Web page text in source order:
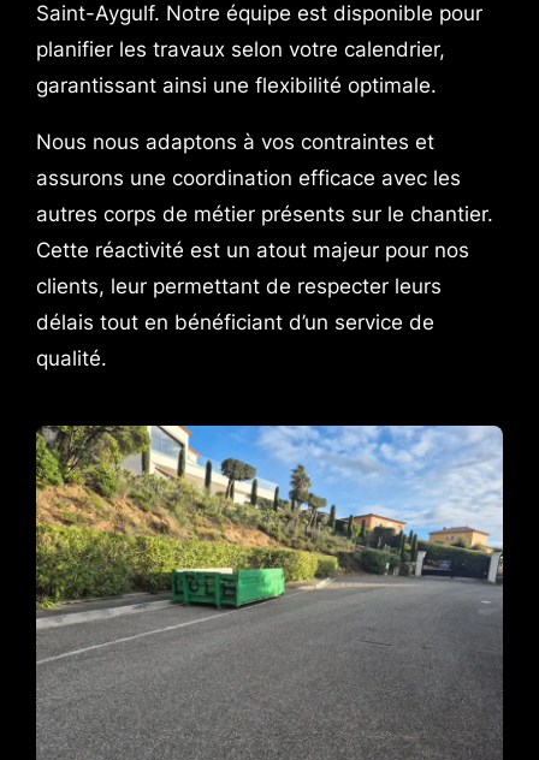
Saint-Aygulf. Notre équipe est disponible pour
planifier les travaux selon votre calendrier,
garantissant ainsi une flexibilité optimale.
Nous nous adaptons à vos contraintes et
assurons une coordination efficace avec les
autres corps de métier présents sur le chantier.
Cette réactivité est un atout majeur pour nos
clients, leur permettant de respecter leurs
délais tout en bénéficiant d’un service de
qualité.